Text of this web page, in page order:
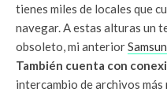
tienes miles de locales que
navegar. A estas alturas un
obsoleto, mi anterior
También cuenta con
intercambio de archivos más